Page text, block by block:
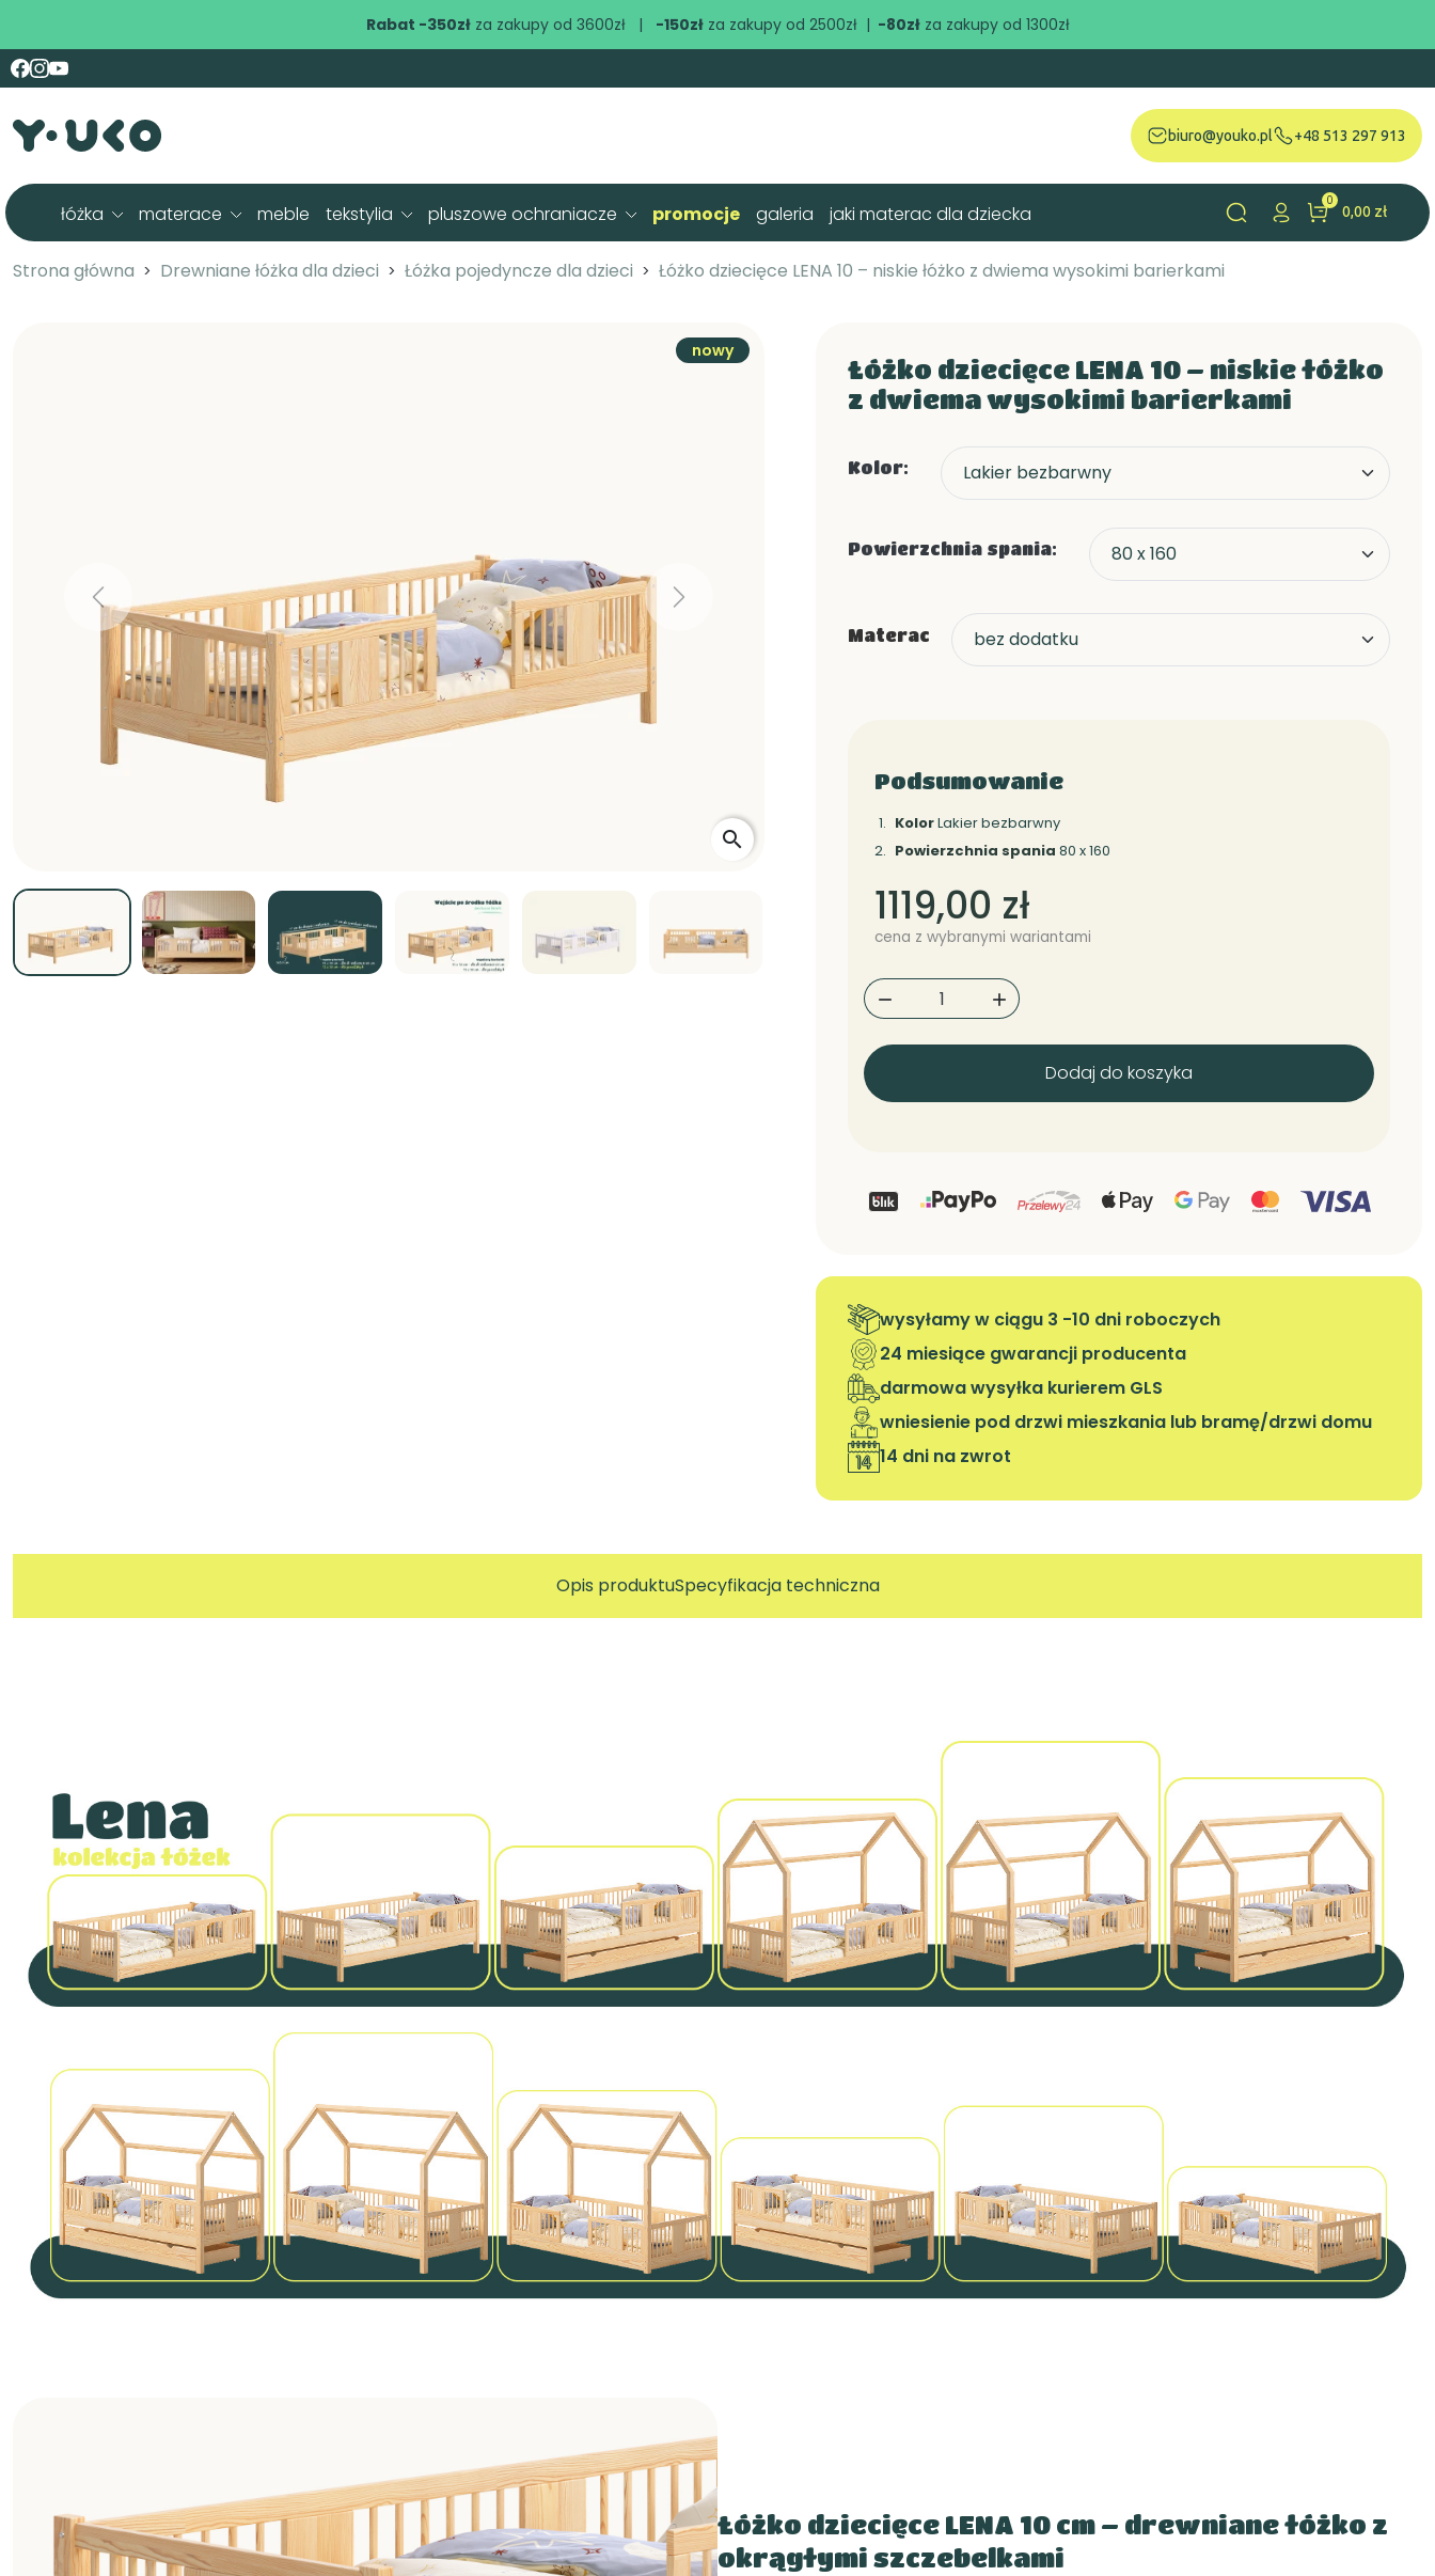
Rabat -350złza zakupy od 3600zł | -150złza zakupy od 2500zł | -80złza zakupy od 1300zł
biuro@youko.pl +48 513 297 913
łóżka materace meble tekstylia pluszowe ochraniacze promocje galeria jaki materac dla dziecka
search
0
0,00 zł
Strona główna Drewniane łóżka dla dzieci Łóżka pojedyncze dla dzieci Łóżko dziecięce LENA 10 – niskie łóżko z dwiema wysokimi barierkami
nowy
Previous Next
search
Łóżko dziecięce LENA 10 – niskie łóżko
z dwiema wysokimi barierkami
Kolor:
Powierzchnia spania:
Materac
Podsumowanie
KolorLakier bezbarwny
Powierzchnia spania 80 x 160
1119,00 zł
cena z wybranymi wariantami
 
Dodaj do koszyka
wysyłamy w ciągu 3 -10 dni roboczych
24 miesiące gwarancji producenta
darmowa wysyłka kurierem GLS
wniesienie pod drzwi mieszkania lub bramę/drzwi domu
14 dni na zwrot
Opis produktuSpecyfikacja techniczna
Łóżko dziecięce LENA 10 cm – drewniane łóżko z
okrągłymi szczebelkami